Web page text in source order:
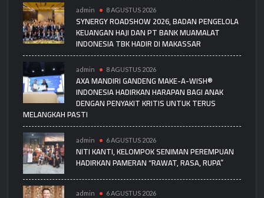
admin 8 AGUSTUS 2026
SYNERGY ROADSHOW 2026, BADAN PENGELOLA
KEUANGAN HAJI DAN PT BANK MUAMALAT
INDONESIA TBK HADIR DI MAKASSAR
admin 8 AGUSTUS 2026
AXA MANDIRI GANDENG MAKE-A-WISH®
INDONESIA HADIRKAN HARAPAN BAGI ANAK
DENGAN PENYAKIT KRITIS UNTUK TERUS
MELANGKAH PASTI
admin 6 AGUSTUS 2026
NITI KANTI, KELOMPOK SENIMAN PEREMPUAN
HADIRKAN PAMERAN “RAWAT, RASA, RUPA”
admin 6 AGUSTUS 2026